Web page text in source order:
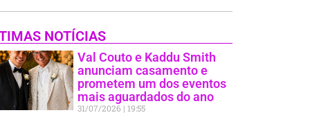
NOTÍCIAS
Val Couto e Kaddu Smith
anunciam casamento e
prometem um dos eventos
mais aguardados do ano
31/07/2026 19:55